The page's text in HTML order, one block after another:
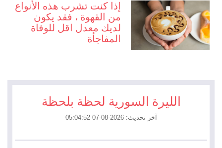
إذا كنت تشرب هذه الأنواع
من القهوة ، فقد يكون
لديك معدل اقل للوفاة
المفاجأة
الليرة السورية لحظة بلحظة
آخر تحديث: 2026-08-07 05:04:52